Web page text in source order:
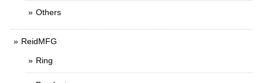
Others
ReidMFG
Ring